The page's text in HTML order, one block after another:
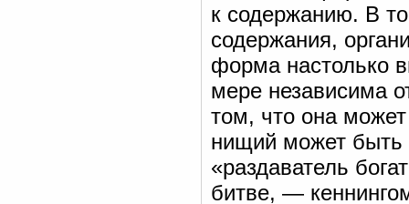
к содержанию. В
содержания,
форма настолько
мере независима
том, что она
нищий может быть
«раздаватель
битве, —